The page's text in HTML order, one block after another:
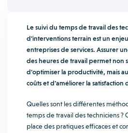
Le suivi du temps de travail des
d’interventions terrain est un
entreprises de services. Assurer
des heures de travail permet non
d’optimiser la productivité, mais
coûts et d’améliorer la satisfaction
Quelles sont les différentes
temps de travail des techniciens ?
place des pratiques efficaces et